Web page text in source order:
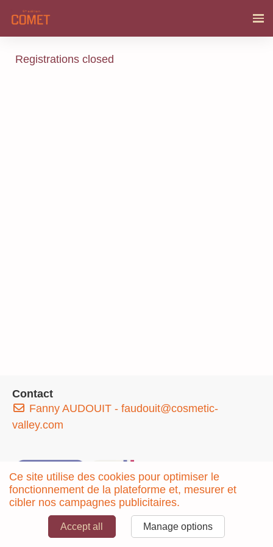
Registrations closed
Contact
Fanny AUDOUIT - faudouit@cosmetic-
valley.com
Manage your GDPR options
Ce site utilise des cookies pour optimiser le
fonctionnement de la plateforme et, mesurer et
cibler nos campagnes publicitaires.
Accept all Manage options